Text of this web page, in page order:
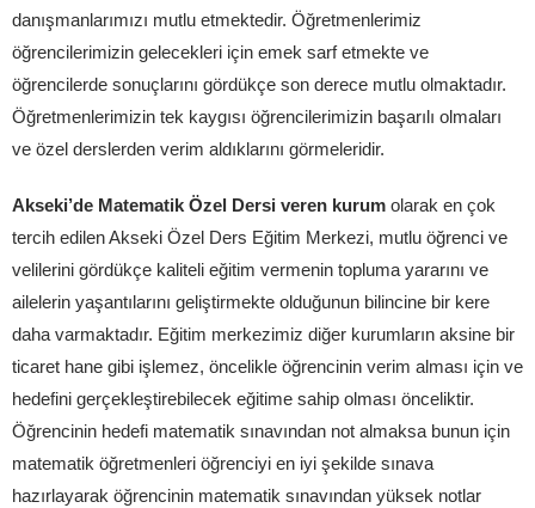
danışmanlarımızı mutlu etmektedir. Öğretmenlerimiz
öğrencilerimizin gelecekleri için emek sarf etmekte ve
öğrencilerde sonuçlarını gördükçe son derece mutlu olmaktadır.
Öğretmenlerimizin tek kaygısı öğrencilerimizin başarılı olmaları
ve özel derslerden verim aldıklarını görmeleridir.
Akseki’de Matematik Özel Dersi veren kurum olarak en çok
tercih edilen Akseki Özel Ders Eğitim Merkezi, mutlu öğrenci ve
velilerini gördükçe kaliteli eğitim vermenin topluma yararını ve
ailelerin yaşantılarını geliştirmekte olduğunun bilincine bir kere
daha varmaktadır. Eğitim merkezimiz diğer kurumların aksine bir
ticaret hane gibi işlemez, öncelikle öğrencinin verim alması için ve
hedefini gerçekleştirebilecek eğitime sahip olması önceliktir.
Öğrencinin hedefi matematik sınavından not almaksa bunun için
matematik öğretmenleri öğrenciyi en iyi şekilde sınava
hazırlayarak öğrencinin matematik sınavından yüksek notlar